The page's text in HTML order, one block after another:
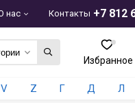
+7 812
нас Контакты
Избранное
V Z Г Д Л